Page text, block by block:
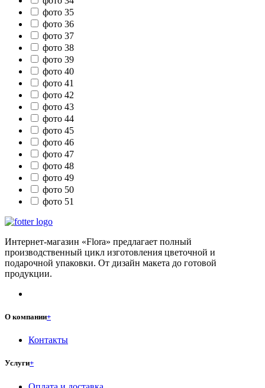
фото 35
фото 36
фото 37
фото 38
фото 39
фото 40
фото 41
фото 42
фото 43
фото 44
фото 45
фото 46
фото 47
фото 48
фото 49
фото 50
фото 51
Интернет-магазин «Flora» предлагает полный
производственный цикл изготовления цветочной и
подарочной упаковки. От дизайн макета до готовой
продукции.
О компании+
Контакты
Услуги+